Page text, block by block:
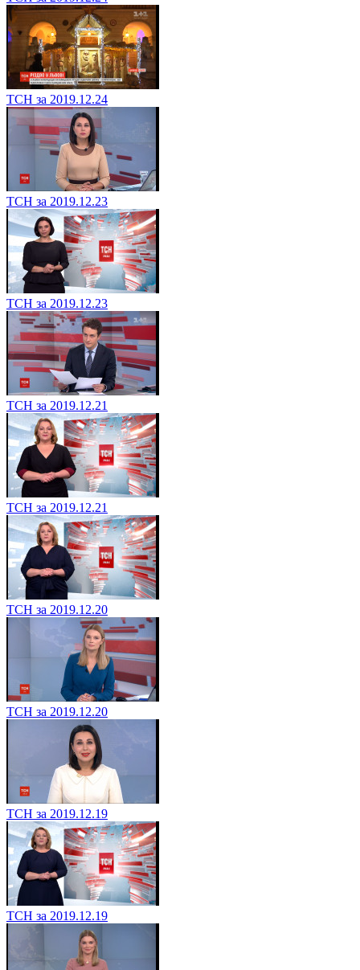
ТСН за 2019.12.24
ТСН за 2019.12.23
ТСН за 2019.12.23
ТСН за 2019.12.21
ТСН за 2019.12.21
ТСН за 2019.12.20
ТСН за 2019.12.20
ТСН за 2019.12.19
ТСН за 2019.12.19